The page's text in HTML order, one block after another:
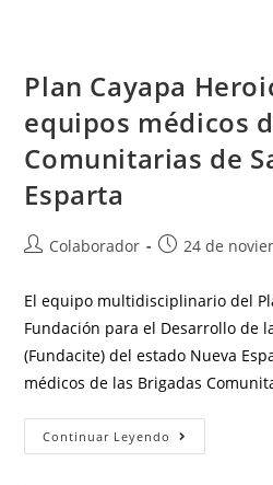
Plan Cayapa
equipos médicos
Comunitarias de
Esparta
Colaborador 24 de
El equipo multidisciplinario del
Fundación para el Desarrollo de
(Fundacite) del estado Nueva
médicos de las Brigadas
Continuar Leyendo